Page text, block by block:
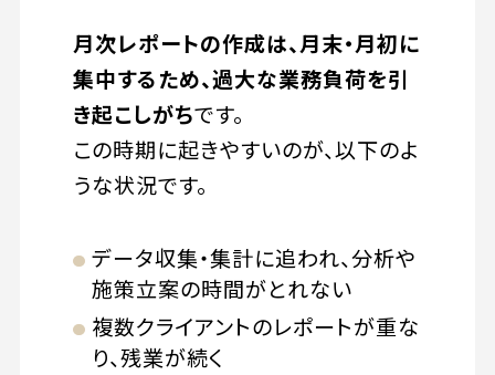
月次レポートの作成は、月末・月初に
集中するため、過大な業務負荷を引
き起こしがちです。
この時期に起きやすいのが、以下のよ
うな状況です。
データ収集・集計に追われ、分析や
施策立案の時間がとれない
複数クライアントのレポートが重な
り、残業が続く